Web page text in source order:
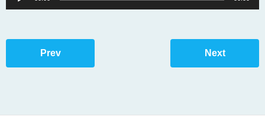
其他语言
Player
Prev Next